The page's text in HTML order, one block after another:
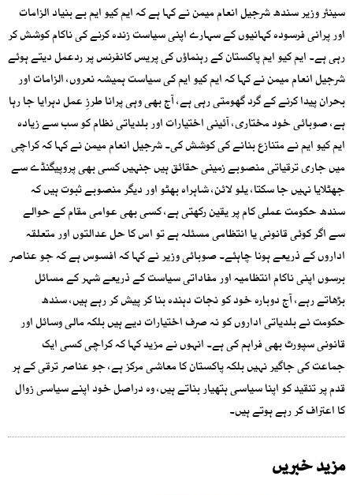
سینئر وزیر سندھ شرجیل انعام میمن نے کہا ہے کہ ایم کیو ایم بے بنیاد الزامات
اور پرانی فرسودہ کہانیوں کے سہارے اپنی سیاست زندہ کرنے کی ناکام کوشش کر
رہی ہے۔ ایم کیو ایم پاکستان کے رہنماؤں کی پریس کانفرنس پر ردعمل دیتے ہوئے
شرجیل انعام میمن نے کہا کہ ایم کیو ایم کی سیاست ہمیشہ نعروں، الزامات اور
بحران پیدا کرنے کے گرد گھومتی رہی ہے، آج بھی وہی پرانا طرزِ عمل دہرایا جا رہا
ہے، صوبائی خود مختاری، آئینی اختیارات اور بلدیاتی نظام کو سب سے زیادہ
ایم کیو ایم نے متنازع بنانے کی کوشش کی۔ شرجیل انعام میمن نے کہا کہ کراچی
میں جاری ترقیاتی منصوبے زمینی حقائق ہیں جنہیں کسی بھی پروپیگنڈے سے
جھٹلایا نہیں جا سکتا، یلو لائن، شاہراہ بھٹو اور دیگر منصوبے ثبوت ہیں کہ
سندھ حکومت عملی کام پر یقین رکھتی ہے، کسی بھی عوامی مقام کے حوالے
سے اگر کوئی قانونی یا انتظامی مسئلہ ہے تو اس کا حل عدالتوں اور متعلقہ
اداروں کے ذریعے ہونا چاہئے۔ صوبائی وزیر نے کہا کہ افسوس ہے کہ جو عناصر
برسوں اپنی ناکام انتظامیہ اور مفاداتی سیاست کے ذریعے شہر کے مسائل
بڑھاتے رہے، آج دوبارہ خود کو نجات دہندہ بنا کر پیش کر رہے ہیں، سندھ
حکومت نے بلدیاتی اداروں کو نہ صرف اختیارات دیے ہیں بلکہ مالی وسائل اور
قانونی سپورٹ بھی فراہم کی ہے۔ انہوں نے مزید کہا کہ کراچی کسی ایک
جماعت کی جاگیر نہیں بلکہ پاکستان کا معاشی مرکز ہے، جو عناصر ترقی کے ہر
قدم پر تنقید کو اپنا سیاسی ہتھیار بناتے ہیں، وہ دراصل خود اپنے سیاسی زوال
کا اعتراف کر رہے ہوتے ہیں۔
مزید خبریں